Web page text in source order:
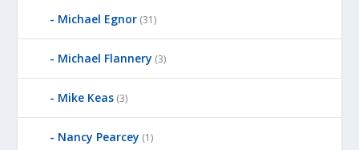
Michael Egnor (31)
Michael Flannery (3)
Mike Keas (3)
Nancy Pearcey (1)